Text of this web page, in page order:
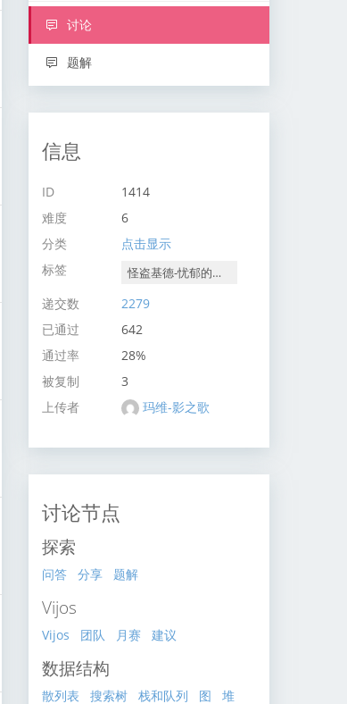
讨论
题解
信息
ID
1414
难度
6
分类
点击显示
标签
怪盗基德-忧郁的生日
递交数
2279
已通过
642
通过率
28%
被复制
3
上传者
玛维-影之歌
讨论节点
探索
问答 分享 题解
Vijos
Vijos 团队 月赛 建议
数据结构
散列表 搜索树 栈和队列 图 堆